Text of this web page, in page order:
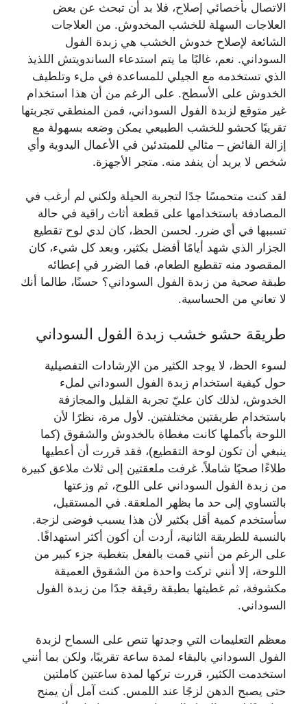
الاتصال بأخصائي إصلاح، فلا بد أن تبحث عن بعض
العلاجات السهلة للخشب المخدوش. من العلاجات
الشائعة لإصلاح خدوش الخشب هي زبدة الفول
السوداني. نعم، غالبًا ما يتم استدعاء الساندويتش اللذيذ
الذي تستخدمه مع الجيلي للمساعدة في ملء وتلطيف
الخدوش على الأسطح. على الرغم من أن هذا استخدام
غير متوقع لزبدة الفول السوداني، فمن المنطقي تجربتها
تقريبًا كحشو للخشب الطبيعي يمكن وضعه بسهولة مع
إزالة الفائض – مثالي للمبتدئين في الأعمال اليدوية وأي
شخص لا يريد أن ينفد منه. متجر الأجهزة.
لقد كنت متحمسًا جدًا لتجربة الحيلة ولكني لم أرغب في
المصادفة باستخدامها على قطعة أثاث راقية في حالة
تسببها في أي ضرر. لحسن الحظ، كان لدي لوح تقطيع
الجزار الذي شهد أيامًا أفضل بكثير، وبعد كل شيء، كان
المقصود منه تقطيع الطعام، فما الضرر في إعطائه
طبقة صحية من زبدة الفول السوداني؟ حسنًا، طالما أنك
لا تعاني من الحساسية.
طريقة حشو خشب زبدة الفول السوداني
لسوء الحظ، لا يوجد الكثير من الإرشادات التفصيلية
حول كيفية استخدام زبدة الفول السوداني لملء
الخدوش، لذلك كان عليّ تجربة القليل والمجازفة
باستخدام طريقتين مختلفتين. لأول مرة، نظرًا لأن
اللوحة بأكملها كانت مغطاة بالخدوش والشقوق (كما
ينبغي أن تكون لوحة التقطيع)، فقد قررت أن أعطيها
طلاءًا صحيًا شاملاً. غرفت ملعقتين إلى ثلاث ملاعق كبيرة
من زبدة الفول السوداني على اللوح، ثم وزعتها
بالتساوي إلى حد ما بظهر الملعقة. في المستقبل،
سأستخدم كمية أقل بكثير لأن هذا يسبب فوضى لزجة.
بالنسبة للطريقة الثانية، أردت أن أكون أكثر استهدافًا.
على الرغم من أنني قمت بالفعل بتغطية جزء كبير من
اللوحة، إلا أنني تركت واحدة من الشقوق العميقة
مكشوفة، ثم غطيتها بطبقة رقيقة جدًا من زبدة الفول
السوداني.
معظم التعليمات التي وجدتها تنص على السماح لزبدة
الفول السوداني بالبقاء لمدة ساعة تقريبًا، ولكن بما أنني
استخدمت الكثير، قررت تركها لمدة ساعتين كاملتين
حتى يصبح الدهن لزجًا عند اللمس. كنت آمل أن يمنح